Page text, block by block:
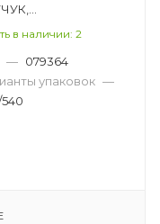
в наличии: 2
— 079364
упаковок —